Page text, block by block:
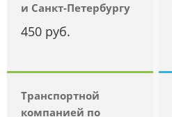
и Санкт-Петербургу
450 руб.
Транспортной
компанией по